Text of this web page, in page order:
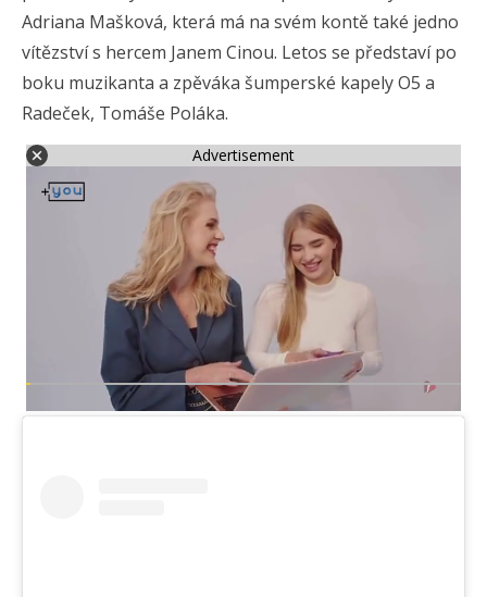
Adriana Mašková, která má na svém kontě také jedno
vítězství s hercem Janem Cinou. Letos se představí po
boku muzikanta a zpěváka šumperské kapely O5 a
Radeček, Tomáše Poláka.
Advertisement